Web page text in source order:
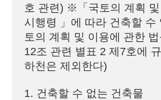
호 관련) ※「국토의 계획
시행령 」에 따라 건축할 수
토의 계획 및 이용에 관한 법
12조 관련 별표 2 제7호에
하천은 제외한다)
1. 건축할 수 없는 건축물